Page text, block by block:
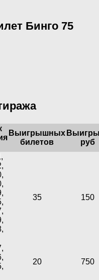
Бинго 75
Выигрышных
билетов
руб
35 150
20 750